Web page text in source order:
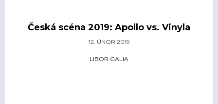
Česká scéna 2019: Apollo vs. Vinyla
12. ÚNOR 2019
LIBOR GALIA